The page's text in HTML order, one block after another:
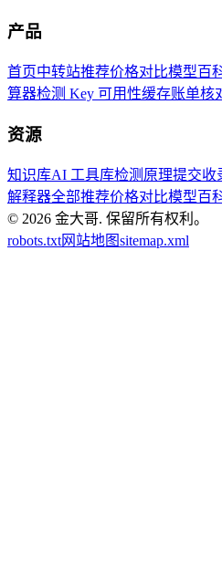
产品
首页中转站推荐价格对比模型百
算器检测 Key 可用性缓存账单核
资源
知识库AI 工具库检测原理提交收
解释器全部推荐价格对比模型百
© 2026 金大哥. 保留所有权利。
robots.txt网站地图sitemap.xml